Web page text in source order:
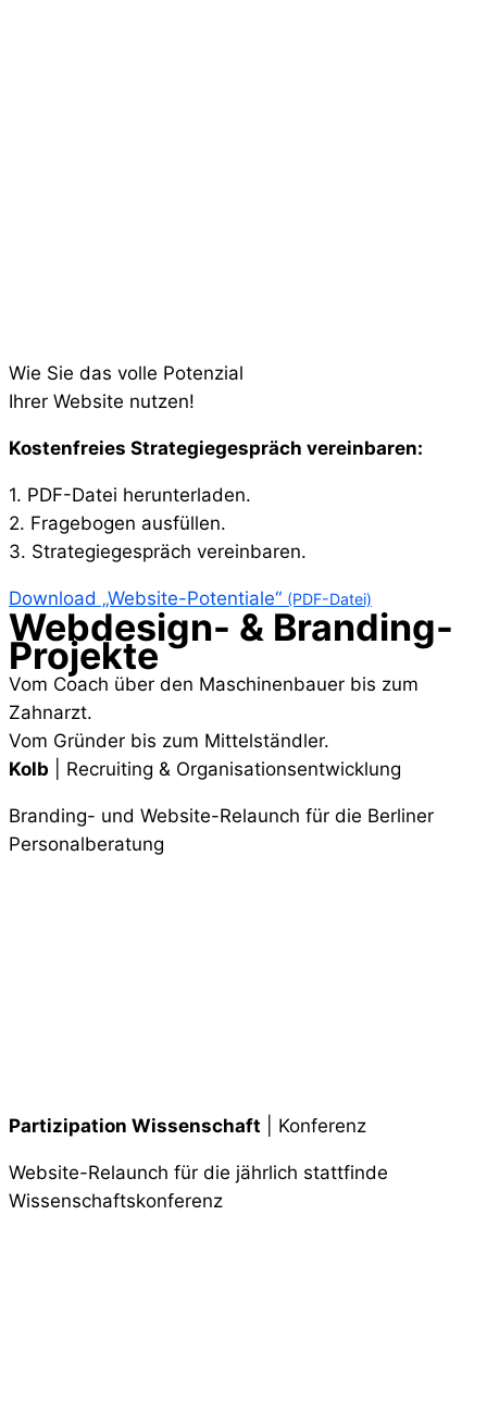
Wie Sie das volle Potenzial
Ihrer Website nutzen!
Kostenfreies Strategiegespräch vereinbaren:​
1. PDF-Datei herunterladen.
2. Fragebogen ausfüllen.
3. Strategiegespräch vereinbaren.
Download „Website-Potentiale“ (PDF-Datei)
Webdesign- & Branding-
Projekte
Vom Coach über den Maschinenbauer bis zum
Zahnarzt.
Vom Gründer bis zum Mittelständler.
Kolb | Recruiting & Organisationsentwicklung
Branding- und Website-Relaunch für die Berliner
Personalberatung
Partizipation Wissenschaft | Konferenz
Website-Relaunch für die jährlich stattfinde
Wissenschaftskonferenz